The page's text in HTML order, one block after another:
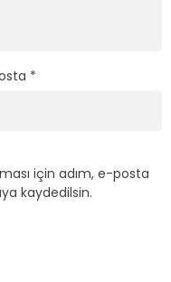
*
için adım, e-posta
kaydedilsin.